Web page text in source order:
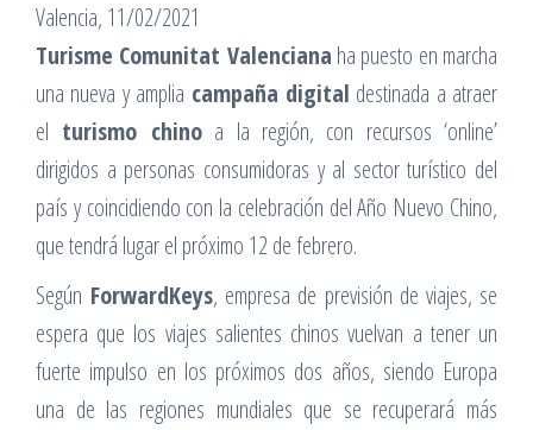
Valencia, 11/02/2021
Turisme Comunitat Valenciana ha puesto en marcha
una nueva y amplia campaña digital destinada a atraer
el turismo chinoa la región, con recursos ‘online’
dirigidos a personas consumidoras y al sector turístico del
país y coincidiendo con la celebración del Año Nuevo Chino,
que tendrá lugar el próximo 12 de febrero.
Según ForwardKeys, empresa de previsión de viajes, se
espera que los viajes salientes chinos vuelvan a tener un
fuerte impulso en los próximos dos años, siendo Europa
una de las regiones mundiales que se recuperará más